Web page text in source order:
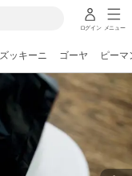
ログイン メニュー
ズッキーニ ゴーヤ ピーマ